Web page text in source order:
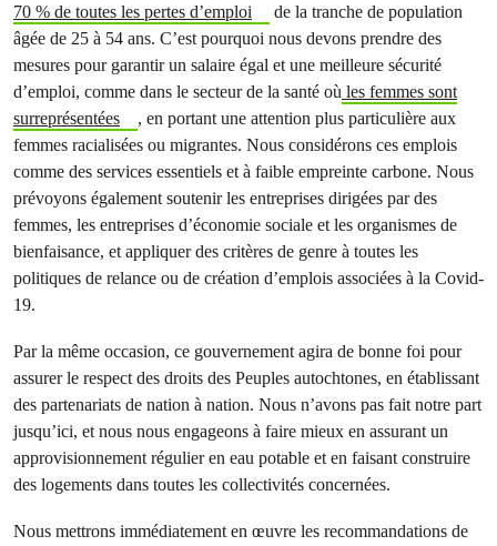
70 % de toutes les pertes d’emploi
de la tranche de population
âgée de 25 à 54 ans. C’est pourquoi nous devons prendre des
mesures pour garantir un salaire égal et une meilleure sécurité
d’emploi, comme dans le secteur de la santé où les femmes sont
surreprésentées
, en portant une attention plus particulière aux
femmes racialisées ou migrantes. Nous considérons ces emplois
comme des services essentiels et à faible empreinte carbone. Nous
prévoyons également soutenir les entreprises dirigées par des
femmes, les entreprises d’économie sociale et les organismes de
bienfaisance, et appliquer des critères de genre à toutes les
politiques de relance ou de création d’emplois associées à la Covid-
19.
Par la même occasion, ce gouvernement agira de bonne foi pour
assurer le respect des droits des Peuples autochtones, en établissant
des partenariats de nation à nation. Nous n’avons pas fait notre part
jusqu’ici, et nous nous engageons à faire mieux en assurant un
approvisionnement régulier en eau potable et en faisant construire
des logements dans toutes les collectivités concernées.
Nous mettrons immédiatement en œuvre les recommandations de